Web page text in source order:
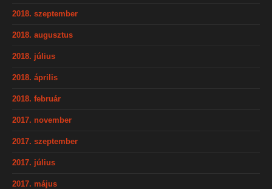
2018. szeptember
2018. augusztus
2018. július
2018. április
2018. február
2017. november
2017. szeptember
2017. július
2017. május